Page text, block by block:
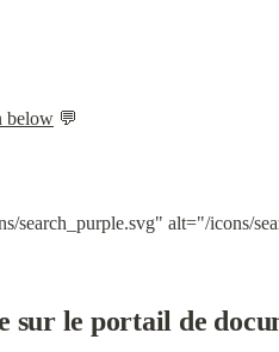
below 💬
search_purple.svg" alt="/icons/
sur le portail de